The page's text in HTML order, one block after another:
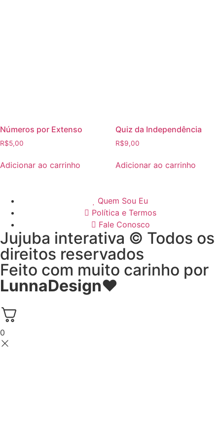
Números por Extenso
R$5,00
Adicionar ao carrinho
Quiz da Independência
R$9,00
Adicionar ao carrinho
Quem Sou Eu
Política e Termos
Fale Conosco
Jujuba interativa © Todos os
direitos reservados
Feito com muito carinho por
LunnaDesign♥
0